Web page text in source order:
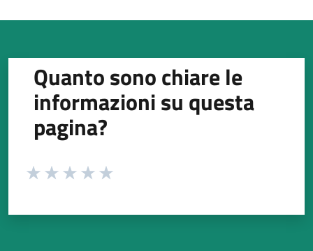
Quanto sono chiare le
informazioni su questa
pagina?
Valuta da 1 a 5 stelle la pagina